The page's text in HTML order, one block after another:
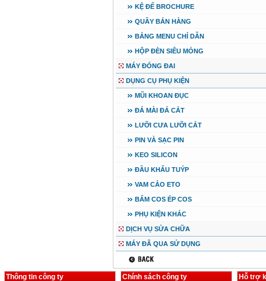
KỆ ĐỂ BROCHURE
QUẦY BÁN HÀNG
BẢNG MENU CHỈ DẪN
HỘP ĐÈN SIÊU MỎNG
MÁY ĐÓNG ĐAI
DỤNG CỤ PHỤ KIỆN
MŨI KHOAN ĐỤC
ĐÁ MÀI ĐÁ CẮT
LƯỠI CƯA LƯỠI CẮT
PIN VÀ SẠC PIN
KEO SILICON
ĐẦU KHẨU TUÝP
VAM CẢO ETO
BẤM COS ÉP COS
PHỤ KIỆN KHÁC
DỊCH VỤ SỬA CHỮA
MÁY ĐÃ QUA SỬ DỤNG
Thông tin công ty Chính sách công ty Hỗ trợ